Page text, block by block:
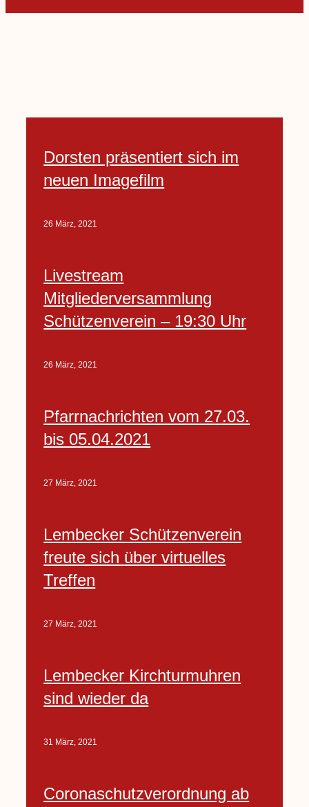
Dorsten präsentiert sich im
neuen Imagefilm
26 März, 2021
Livestream
Mitgliederversammlung
Schützenverein – 19:30 Uhr
26 März, 2021
Pfarrnachrichten vom 27.03.
bis 05.04.2021
27 März, 2021
Lembecker Schützenverein
freute sich über virtuelles
Treffen
27 März, 2021
Lembecker Kirchturmuhren
sind wieder da
31 März, 2021
Coronaschutzverordnung ab